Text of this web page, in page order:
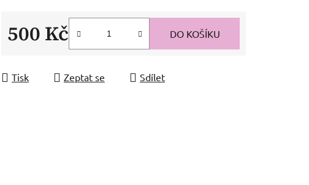
500 Kč DO KOŠÍKU
Tisk Zeptat se Sdílet